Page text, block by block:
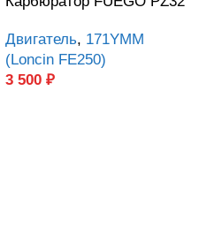
Двигатель, 171YMM
(Loncin FE250)
3 500 ₽